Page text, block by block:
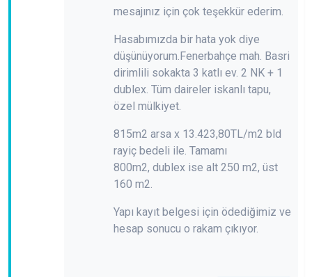
mesajınız için çok teşekkür ederim.
Hasabımızda bir hata yok diye
düşünüyorum.Fenerbahçe mah. Basri
dirimlili sokakta 3 katlı ev. 2 NK + 1
dublex. Tüm daireler iskanlı tapu,
özel mülkiyet.
815m2 arsa x 13.423,80TL/m2 bld
rayiç bedeli ile. Tamamı
800m2, dublex ise alt 250 m2, üst
160 m2.
Yapı kayıt belgesi için ödediğimiz ve
hesap sonucu o rakam çıkıyor.